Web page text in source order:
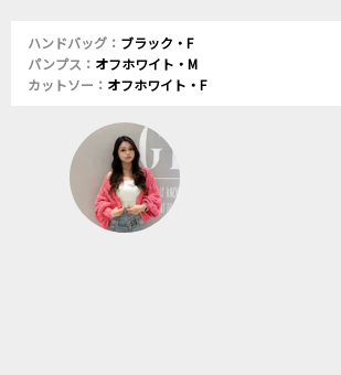
ハンドバッグ： ブラック・F
パンプス： オフホワイト・M
カットソー： オフホワイト・F